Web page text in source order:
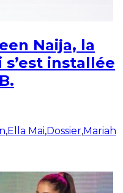
Naija, la
installée
,Ella Mai,Dossier,Mariah